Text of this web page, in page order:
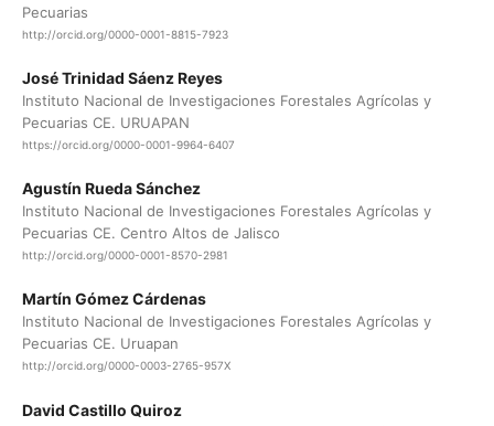
Pecuarias
http://orcid.org/0000-0001-8815-7923
José Trinidad Sáenz Reyes
Instituto Nacional de Investigaciones Forestales Agrícolas y
Pecuarias CE. URUAPAN
https://orcid.org/0000-0001-9964-6407
Agustín Rueda Sánchez
Instituto Nacional de Investigaciones Forestales Agrícolas y
Pecuarias CE. Centro Altos de Jalisco
http://orcid.org/0000-0001-8570-2981
Martín Gómez Cárdenas
Instituto Nacional de Investigaciones Forestales Agrícolas y
Pecuarias CE. Uruapan
http://orcid.org/0000-0003-2765-957X
David Castillo Quiroz